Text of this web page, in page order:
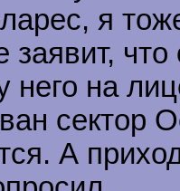
я
заявит,
него на
сектор
А